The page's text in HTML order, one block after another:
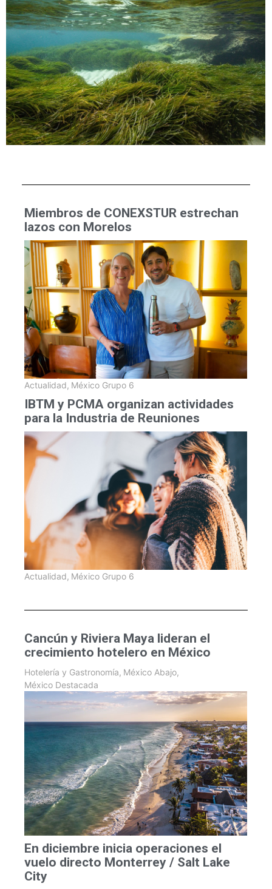
Miembros de CONEXSTUR estrechan
lazos con Morelos
Actualidad, México Grupo 6
IBTM y PCMA organizan actividades
para la Industria de Reuniones
Actualidad, México Grupo 6
Cancún y Riviera Maya lideran el
crecimiento hotelero en México
Hotelería y Gastronomía, México Abajo,
México Destacada
En diciembre inicia operaciones el
vuelo directo Monterrey / Salt Lake
City